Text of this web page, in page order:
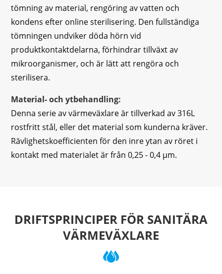
tömning av material, rengöring av vatten och
kondens efter online sterilisering. Den fullständiga
tömningen undviker döda hörn vid
produktkontaktdelarna, förhindrar tillväxt av
mikroorganismer, och är lätt att rengöra och
sterilisera.
Material- och ytbehandling:
Denna serie av värmeväxlare är tillverkad av 316L
rostfritt stål, eller det material som kunderna kräver.
Rävlighetskoefficienten för den inre ytan av röret i
kontakt med materialet är från 0,25 - 0,4 μm.
DRIFTSPRINCIPER FÖR SANITÄRA
VÄRMEVÄXLARE